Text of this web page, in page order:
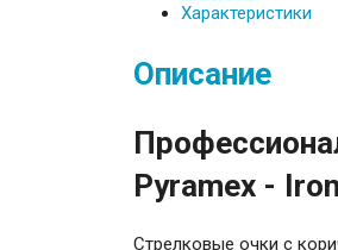
Характеристики
Описание
Pyramex -
Стрелковые очки с